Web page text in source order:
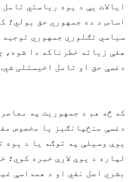
ایالات یې د یوه ریاستي
اساس د ده جمهوري حق بولي؛
سیاسي تګلوري جمهوري
هغې زیاته خطرناکه دا شوه،
دغسې حق او تامل اخیستلی شي.
که څه هم د جمهوریت په
دغسې منځپانګیز یا مخصوص
یوې وسیلې په توګه یا د یوه
لپاره د یوې لارې خبره کوي؛
بشري اصل نفي او د همداسې